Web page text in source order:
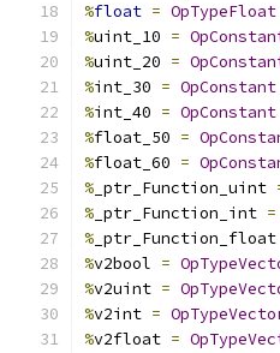
%float = OpTypeFloat
%uint_10 =
%uint_20 =
%int_30 = OpConstant
%int_40 = OpConstant
%float_50 =
%float_60 =
% _ptr_Function_uint
% _ptr_Function_int =
% _ptr_Function_float
%v2bool =
%v2uint =
%v2int =
%v2float =